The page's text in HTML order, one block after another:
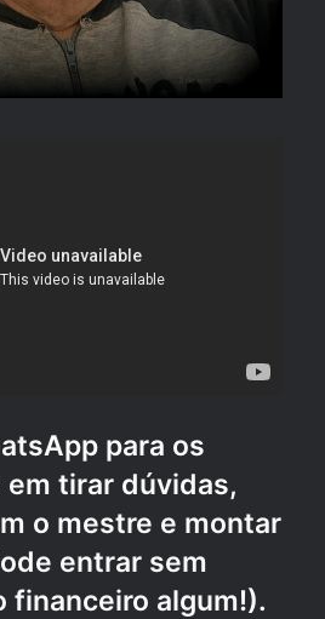
para os
tirar dúvidas,
o mestre e montar
entrar sem
financeiro algum!).